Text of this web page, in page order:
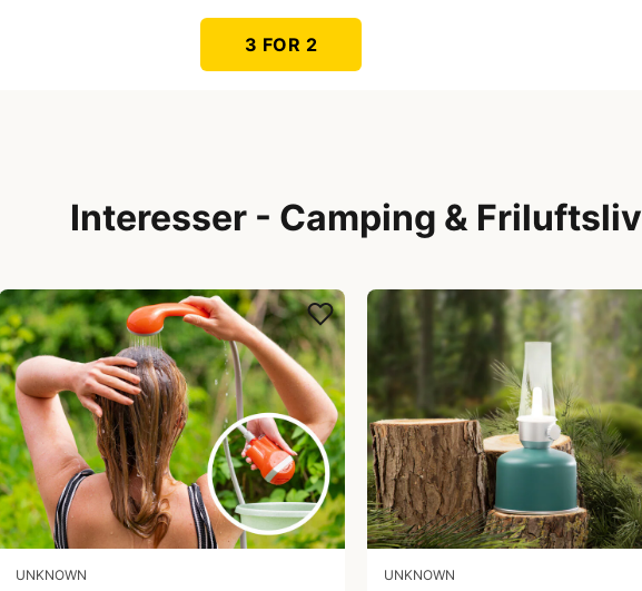
3 FOR 2
Interesser - Camping & Friluftsliv
UNKNOWN UNKNOWN